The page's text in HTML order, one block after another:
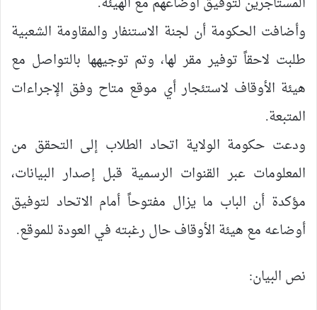
وأضافت الحكومة أن لجنة الاستنفار والمقاومة الشعبية
طلبت لاحقاً توفير مقر لها، وتم توجيهها بالتواصل مع
هيئة الأوقاف لاستئجار أي موقع متاح وفق الإجراءات
المتبعة.
ودعت حكومة الولاية اتحاد الطلاب إلى التحقق من
المعلومات عبر القنوات الرسمية قبل إصدار البيانات،
مؤكدة أن الباب ما يزال مفتوحاً أمام الاتحاد لتوفيق
أوضاعه مع هيئة الأوقاف حال رغبته في العودة للموقع.
نص البيان: